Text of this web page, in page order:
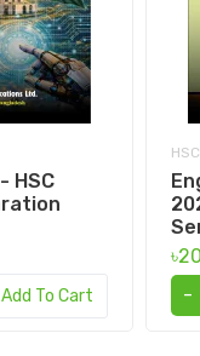
HSC
Add To Cart
-